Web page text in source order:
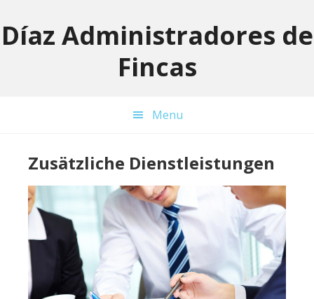
to
primary
to
main
to
primary
Díaz Administradores de
Fincas
Menu
Zusätzliche Dienstleistungen